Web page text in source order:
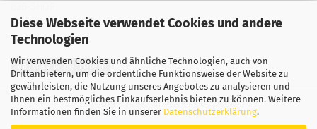
Diese Webseite verwendet Cookies und andere
Technologien
Wir verwenden Cookies und ähnliche Technologien, auch von
Drittanbietern, um die ordentliche Funktionsweise der Website zu
gewährleisten, die Nutzung unseres Angebotes zu analysieren und
Ihnen ein bestmögliches Einkaufserlebnis bieten zu können. Weitere
Informationen finden Sie in unserer Datenschutzerklärung.
Vertrag widerrufen
Copyright 2026. All Rights Reserved.